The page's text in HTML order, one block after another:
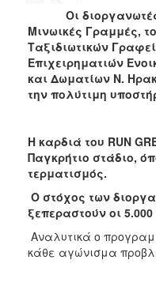
ΑΝΘΕΚΤΙΚΗ
ΠΟΛΗ
Οι διοργανωτές
Μινωικές Γραμμές,
Ταξιδιωτικών
Επιχειρηματιών
και Δωματίων Ν.
την πολύτιμη
Η καρδιά του RUN
Παγκρήτιο στάδιο,
τερματισμός.
Ο στόχος των
ξεπεραστούν οι
Αναλυτικά ο
κάθε αγώνισμα